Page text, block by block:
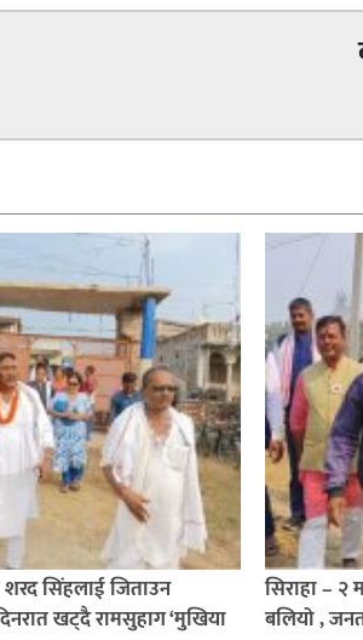
शरद सिंहलाई जिताउन
खट्दै रामसुहाग ‘मुखिया
सिराहा –
बलियो ,